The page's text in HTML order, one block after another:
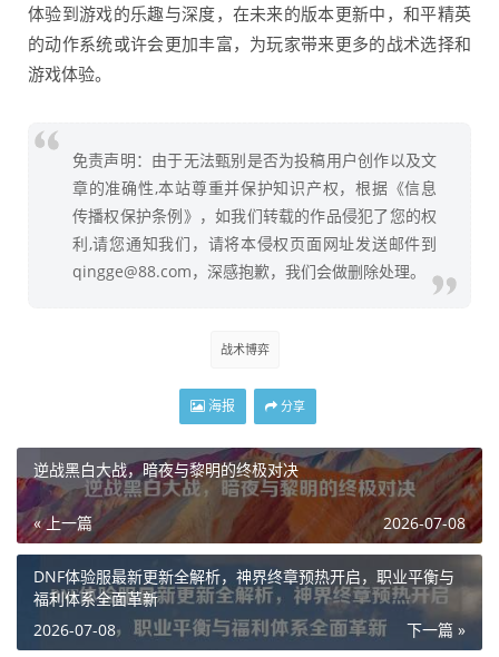
体验到游戏的乐趣与深度，在未来的版本更新中，和平精英
的动作系统或许会更加丰富，为玩家带来更多的战术选择和
游戏体验。
免责声明：由于无法甄别是否为投稿用户创作以及文
章的准确性,本站尊重并保护知识产权，根据《信息
传播权保护条例》，如我们转载的作品侵犯了您的权
利,请您通知我们，请将本侵权页面网址发送邮件到
qingge@88.com，深感抱歉，我们会做删除处理。
战术博弈
海报 分享
逆战黑白大战，暗夜与黎明的终极对决
« 上一篇 2026-07-08
DNF体验服最新更新全解析，神界终章预热开启，职业平衡与
福利体系全面革新
下一篇 »
2026-07-08